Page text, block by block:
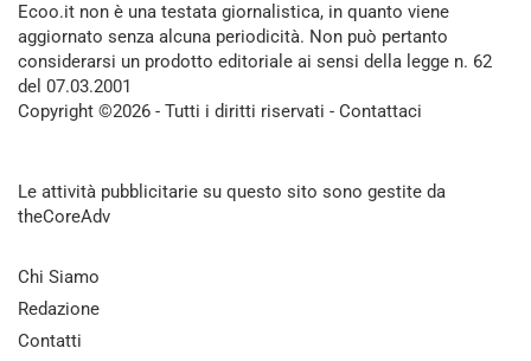
Ecoo.it non è una testata giornalistica, in quanto viene
aggiornato senza alcuna periodicità. Non può pertanto
considerarsi un prodotto editoriale ai sensi della legge n. 62
del 07.03.2001
Copyright ©2026 - Tutti i diritti riservati - Contattaci
Le attività pubblicitarie su questo sito sono gestite da
theCoreAdv
Chi Siamo
Redazione
Contatti